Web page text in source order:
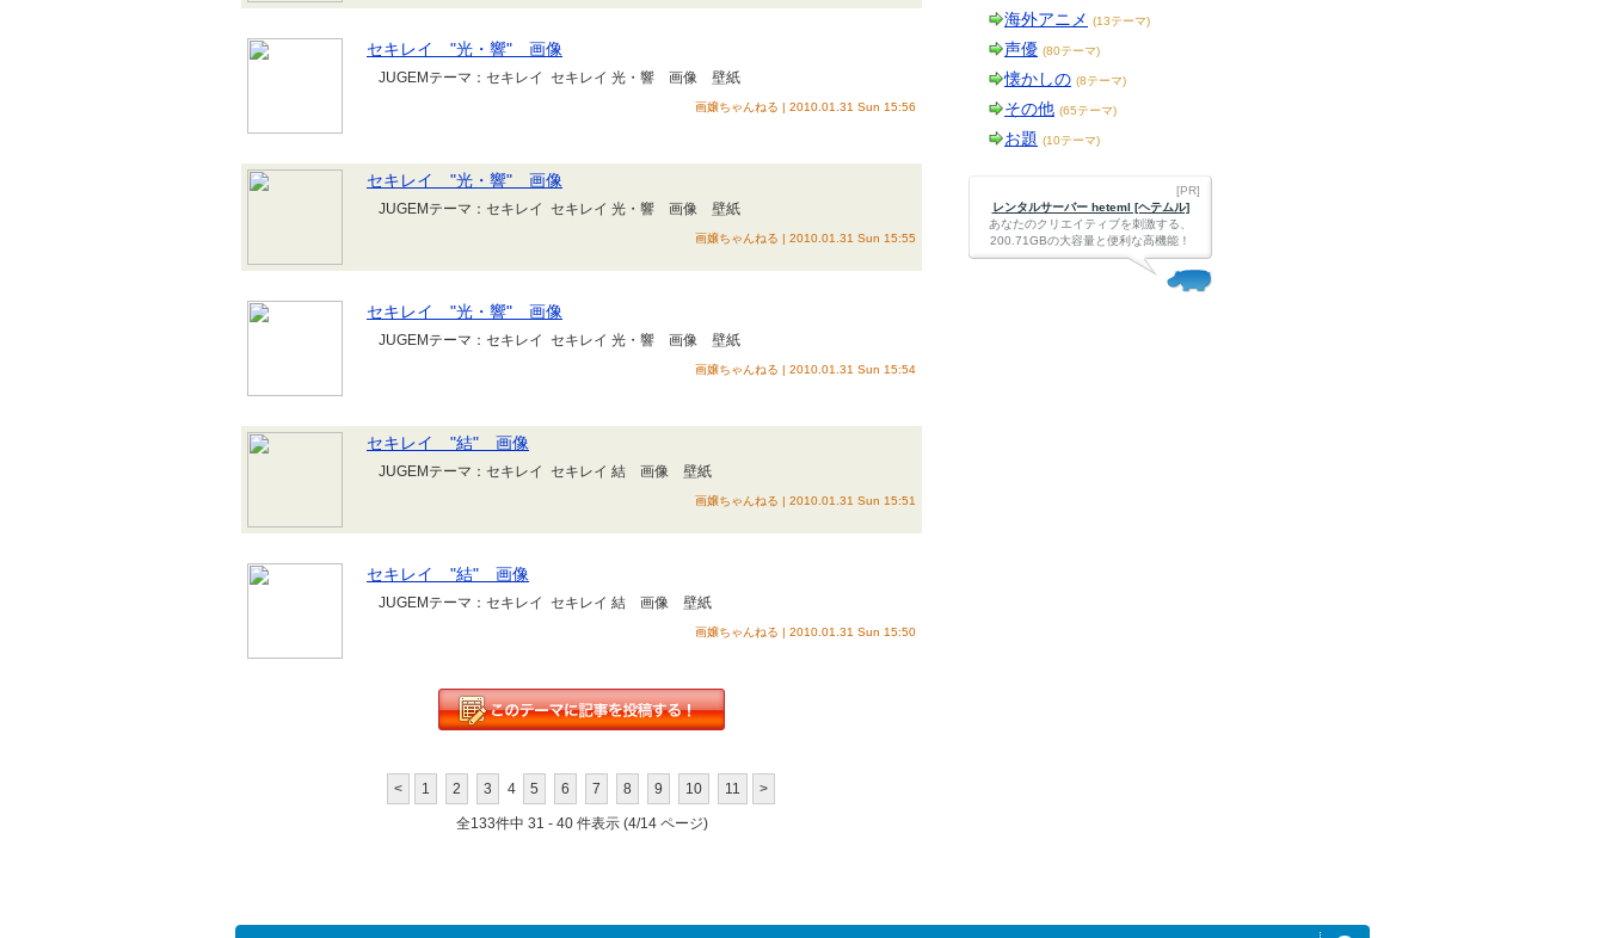
セキレイ "光・響" 画像
JUGEMテーマ：セキレイ セキレイ 光・響 画像 壁紙
画嬢ちゃんねる | 2010.01.31 Sun 15:56
セキレイ "光・響" 画像
JUGEMテーマ：セキレイ セキレイ 光・響 画像 壁紙
画嬢ちゃんねる | 2010.01.31 Sun 15:55
セキレイ "光・響" 画像
JUGEMテーマ：セキレイ セキレイ 光・響 画像 壁紙
画嬢ちゃんねる | 2010.01.31 Sun 15:54
セキレイ "結" 画像
JUGEMテーマ：セキレイ セキレイ 結 画像 壁紙
画嬢ちゃんねる | 2010.01.31 Sun 15:51
セキレイ "結" 画像
JUGEMテーマ：セキレイ セキレイ 結 画像 壁紙
画嬢ちゃんねる | 2010.01.31 Sun 15:50
< 1 2 3 4 5 6 7 8 9 10 11 >
全133件中 31 - 40 件表示 (4/14 ページ)
海外アニメ (13テーマ)
声優 (80テーマ)
懐かしの (8テーマ)
その他 (65テーマ)
お題 (10テーマ)
[PR]
レンタルサーバー heteml [ヘテムル]
あなたのクリエイティブを刺激する、
200.71GBの大容量と便利な高機能！